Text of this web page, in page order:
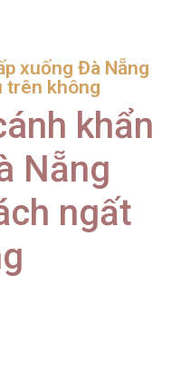
xuống Đà Nẵng
trên không
khẩn
Nẵng
ngất